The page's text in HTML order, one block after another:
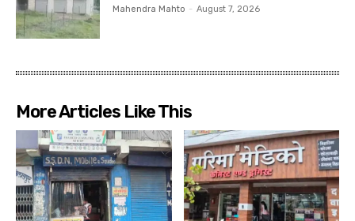
Mahendra Mahto - August 7, 2026
More Articles Like This